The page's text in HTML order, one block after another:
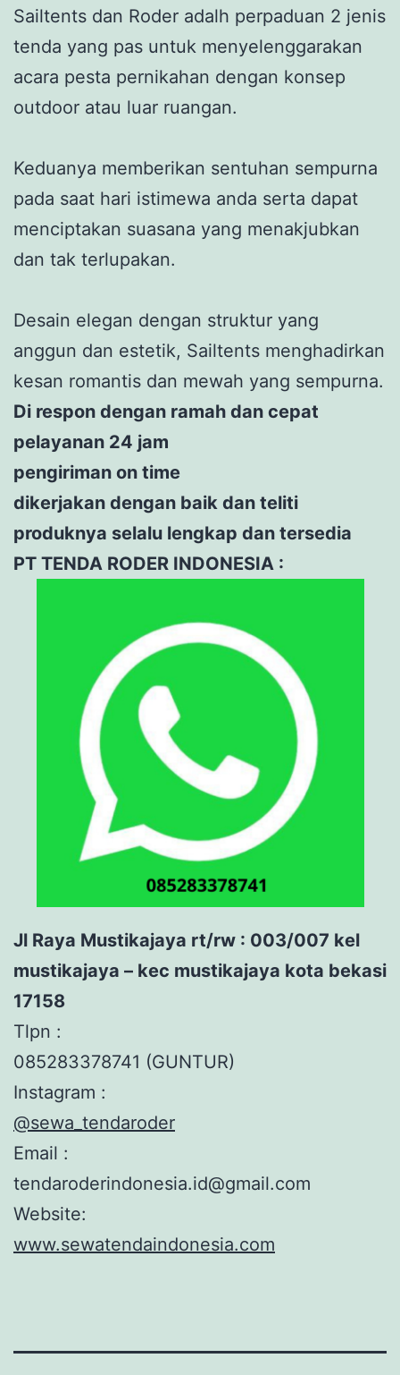
Sailtents dan Roder adalh perpaduan 2 jenis
tenda yang pas untuk menyelenggarakan
acara pesta pernikahan dengan konsep
outdoor atau luar ruangan.
Keduanya memberikan sentuhan sempurna
pada saat hari istimewa anda serta dapat
menciptakan suasana yang menakjubkan
dan tak terlupakan.
Desain elegan dengan struktur yang
anggun dan estetik, Sailtents menghadirkan
kesan romantis dan mewah yang sempurna.
Di respon dengan ramah dan cepat
pelayanan 24 jam
pengiriman on time
dikerjakan dengan baik dan teliti
produknya selalu lengkap dan tersedia
PT TENDA RODER INDONESIA :
Jl Raya Mustikajaya rt/rw : 003/007 kel
mustikajaya – kec mustikajaya kota bekasi
17158
Tlpn :
085283378741 (GUNTUR)
Instagram :
@sewa_tendaroder
Email :
tendaroderindonesia.id@gmail.com
Website:
www.sewatendaindonesia.com